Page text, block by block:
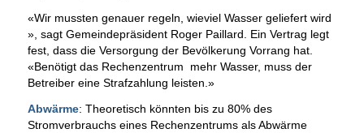
«Wir mussten genauer regeln, wieviel Wasser geliefert wird
», sagt Gemeindepräsident Roger Paillard. Ein Vertrag legt
fest, dass die Versorgung der Bevölkerung Vorrang hat.
«Benötigt das Rechenzentrum mehr Wasser, muss der
Betreiber eine Strafzahlung leisten.»
Abwärme: Theoretisch könnten bis zu 80% des
Stromverbrauchs eines Rechenzentrums als Abwärme